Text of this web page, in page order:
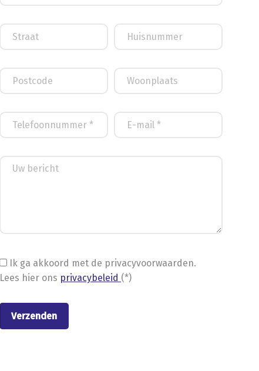
Ik ga akkoord met de privacyvoorwaarden.
Lees hier ons privacybeleid (*)